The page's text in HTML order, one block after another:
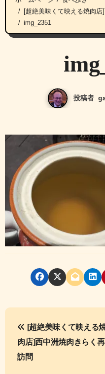
[超絶美味くて映える焼肉
img_2351
投稿者
投
稿
ナ
[超絶美味くて映える
肉店]西中洲焼肉きらく再
訪問